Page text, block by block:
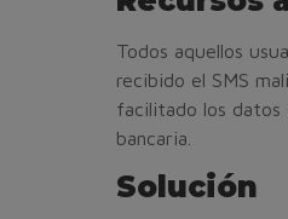
Todos aquellos
recibido el SMS
facilitado los
bancaria.
Solución